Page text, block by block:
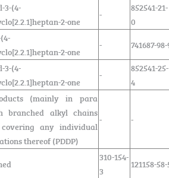
3-(4-
2-one
-
852541-21-
0
2-one
-
741687-
3-(4-
2-one
-
852541-25-
4
(mainly in para
branched alkyl chains
any individual
thereof (PDDP)
- -
310-154-
3
121158-